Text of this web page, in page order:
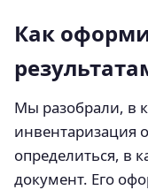
Как
Мы разобрали, в
инвентаризация
определиться, в
документ. Его